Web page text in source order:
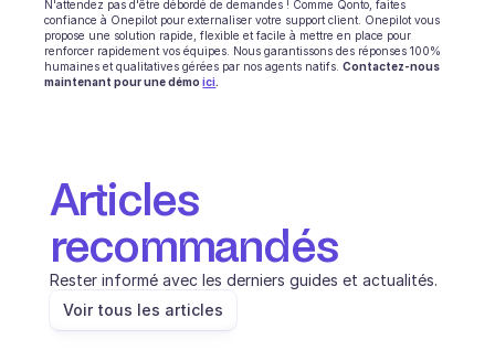
N'attendez pas d'être débordé de demandes ! Comme Qonto, faites
confiance à Onepilot pour externaliser votre support client. Onepilot vous
propose une solution rapide, flexible et facile à mettre en place pour
renforcer rapidement vos équipes. Nous garantissons des réponses 100%
humaines et qualitatives gérées par nos agents natifs. Contactez-nous
maintenant pour une démo ici.
Articles
recommandés
Rester informé avec les derniers guides et actualités.
Voir tous les articles